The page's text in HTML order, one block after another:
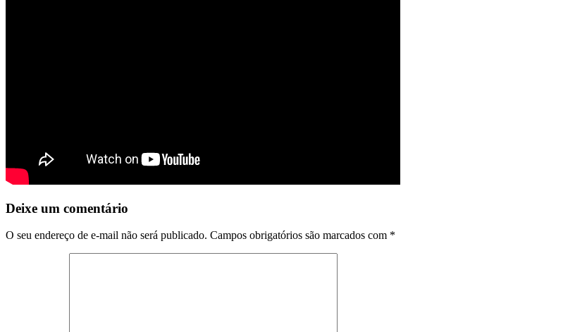
Deixe um comentário
O seu endereço de e-mail não será publicado. Campos obrigatórios são marcados com *